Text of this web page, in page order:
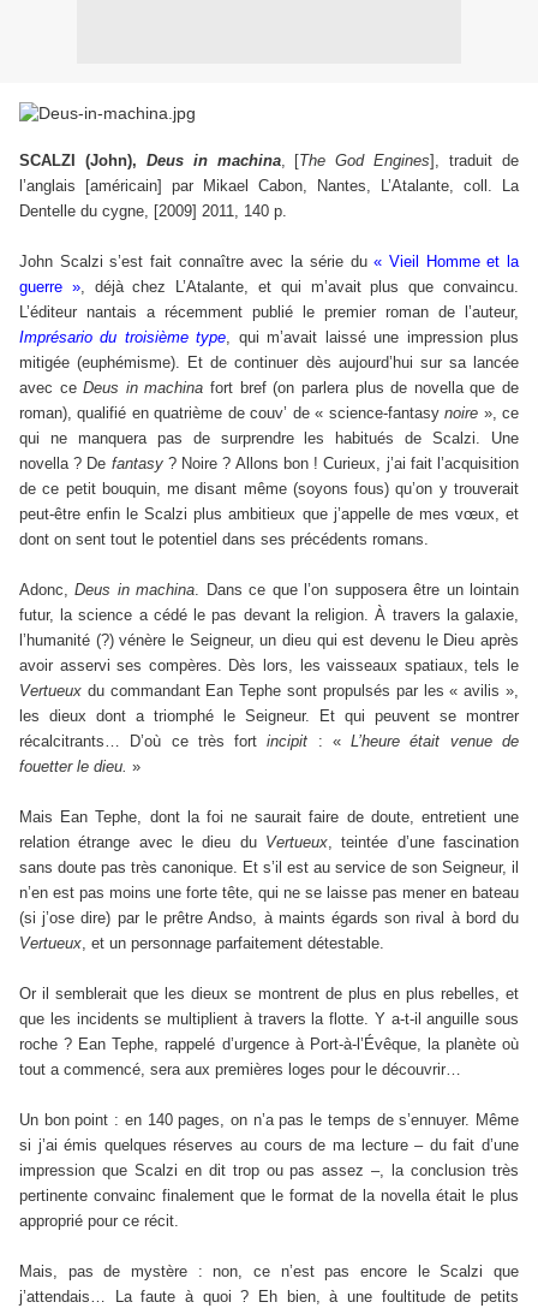
SCALZI (John), Deus in machina, [The God Engines], traduit de
l’anglais [américain] par Mikael Cabon, Nantes, L’Atalante, coll. La
Dentelle du cygne, [2009] 2011, 140 p.
John Scalzi s’est fait connaître avec la série du« Vieil Homme et la
guerre », déjà chez L’Atalante, et qui m’avait plus que convaincu.
L’éditeur nantais a récemment publié le premier roman de l’auteur,
Imprésario du troisième type, qui m’avait laissé une impression plus
mitigée (euphémisme). Et de continuer dès aujourd’hui sur sa lancée
avec ceDeus in machina fort bref (on parlera plus de novella que de
roman), qualifié en quatrième de couv’ de « science-fantasynoire », ce
qui ne manquera pas de surprendre les habitués de Scalzi. Une
novella ? De fantasy? Noire ? Allons bon ! Curieux, j’ai fait l’acquisition
de ce petit bouquin, me disant même (soyons fous) qu’on y trouverait
peut-être enfin le Scalzi plus ambitieux que j’appelle de mes vœux, et
dont on sent tout le potentiel dans ses précédents romans.
Adonc,Deus in machina. Dans ce que l’on supposera être un lointain
futur, la science a cédé le pas devant la religion. À travers la galaxie,
l’humanité (?) vénère le Seigneur, un dieu qui est devenu le Dieu après
avoir asservi ses compères. Dès lors, les vaisseaux spatiaux, tels le
Vertueux du commandant Ean Tephe sont propulsés par les « avilis »,
les dieux dont a triomphé le Seigneur. Et qui peuvent se montrer
récalcitrants… D’où ce très fortincipit : «L’heure était venue de
fouetter le dieu. »
Mais Ean Tephe, dont la foi ne saurait faire de doute, entretient une
relation étrange avec le dieu du Vertueux, teintée d’une fascination
sans doute pas très canonique. Et s’il est au service de son Seigneur, il
n’en est pas moins une forte tête, qui ne se laisse pas mener en bateau
(si j’ose dire) par le prêtre Andso, à maints égards son rival à bord du
Vertueux, et un personnage parfaitement détestable.
Or il semblerait que les dieux se montrent de plus en plus rebelles, et
que les incidents se multiplient à travers la flotte. Y a-t-il anguille sous
roche ? Ean Tephe, rappelé d’urgence à Port-à-l’Évêque, la planète où
tout a commencé, sera aux premières loges pour le découvrir…
Un bon point : en 140 pages, on n’a pas le temps de s’ennuyer. Même
si j’ai émis quelques réserves au cours de ma lecture – du fait d’une
impression que Scalzi en dit trop ou pas assez –, la conclusion très
pertinente convainc finalement que le format de la novella était le plus
approprié pour ce récit.
Mais, pas de mystère : non, ce n’est pas encore le Scalzi que
j’attendais… La faute à quoi ? Eh bien, à une foultitude de petits